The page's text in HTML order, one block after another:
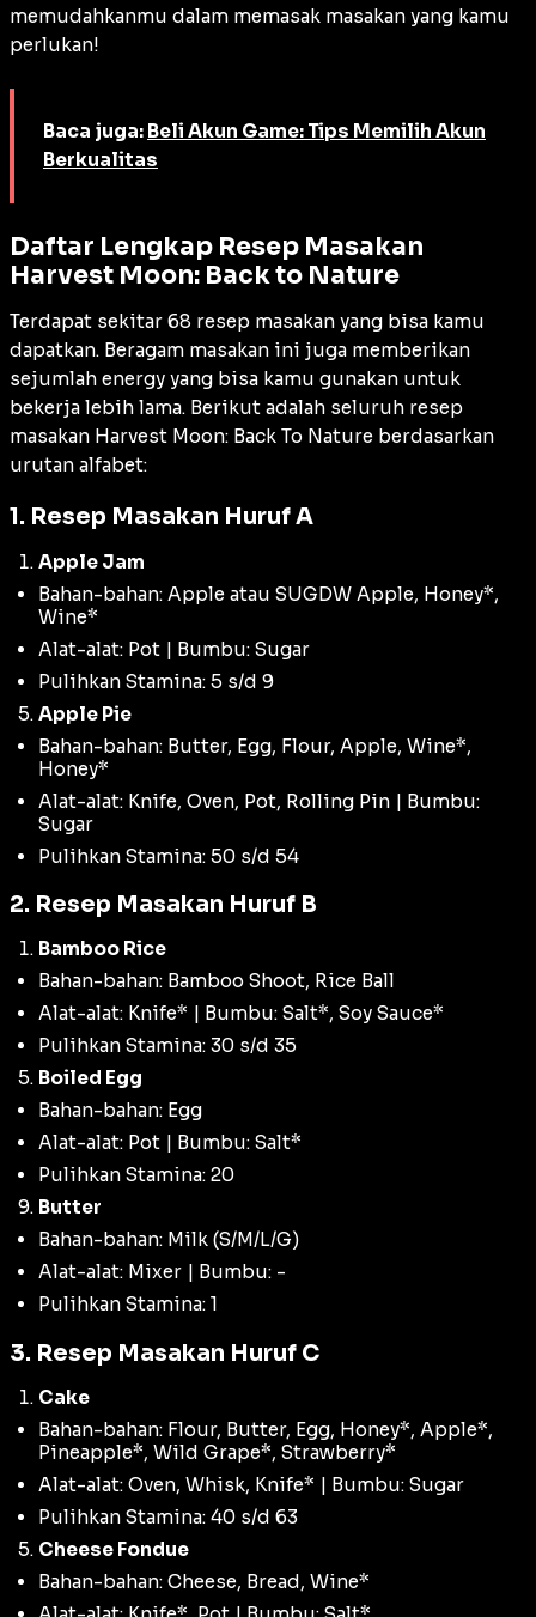
memudahkanmu dalam memasak masakan yang kamu
perlukan!
Baca juga: Beli Akun Game: Tips Memilih Akun
Berkualitas
Daftar Lengkap Resep Masakan
Harvest Moon: Back to Nature
Terdapat sekitar 68 resep masakan yang bisa kamu
dapatkan. Beragam masakan ini juga memberikan
sejumlah energy yang bisa kamu gunakan untuk
bekerja lebih lama. Berikut adalah seluruh resep
masakan Harvest Moon: Back To Nature berdasarkan
urutan alfabet:
1. Resep Masakan Huruf A
Apple Jam
Bahan-bahan: Apple atau SUGDW Apple, Honey*,
Wine*
Alat-alat: Pot | Bumbu: Sugar
Pulihkan Stamina: 5 s/d 9
Apple Pie
Bahan-bahan: Butter, Egg, Flour, Apple, Wine*,
Honey*
Alat-alat: Knife, Oven, Pot, Rolling Pin | Bumbu:
Sugar
Pulihkan Stamina: 50 s/d 54
2. Resep Masakan Huruf B
Bamboo Rice
Bahan-bahan: Bamboo Shoot, Rice Ball
Alat-alat: Knife* | Bumbu: Salt*, Soy Sauce*
Pulihkan Stamina: 30 s/d 35
Boiled Egg
Bahan-bahan: Egg
Alat-alat: Pot | Bumbu: Salt*
Pulihkan Stamina: 20
Butter
Bahan-bahan: Milk (S/M/L/G)
Alat-alat: Mixer | Bumbu: -
Pulihkan Stamina: 1
3. Resep Masakan Huruf C
Cake
Bahan-bahan: Flour, Butter, Egg, Honey*, Apple*,
Pineapple*, Wild Grape*, Strawberry*
Alat-alat: Oven, Whisk, Knife* | Bumbu: Sugar
Pulihkan Stamina: 40 s/d 63
Cheese Fondue
Bahan-bahan: Cheese, Bread, Wine*